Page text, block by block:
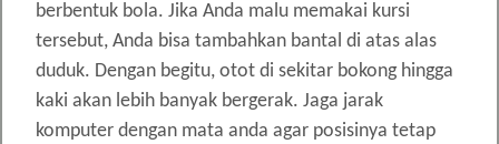
berbentuk bola. Jika Anda malu memakai kursi
tersebut, Anda bisa tambahkan bantal di atas alas
duduk. Dengan begitu, otot di sekitar bokong hingga
kaki akan lebih banyak bergerak. Jaga jarak
komputer dengan mata anda agar posisinya tetap